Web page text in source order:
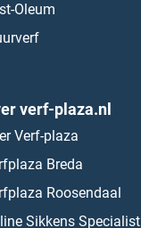
Oleum
verf-plaza.nl
Verf-plaza
Breda
Roosendaal
Sikkens Specialist